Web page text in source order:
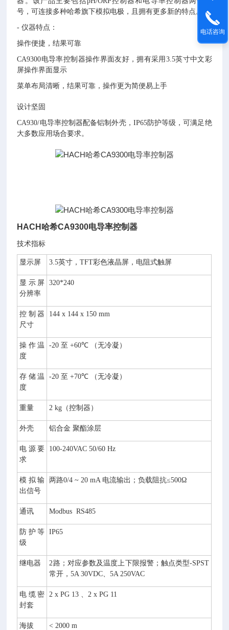
号，可连接多种哈希旗下模拟电极，且拥有更多新的特点。
-仪器特点：
操作便捷，结果可靠
CA9300电导率控制器操作界面友好，拥有采用 3.5英寸中文彩
屏操作界面显示
菜单布局清晰，结果可靠，操作更为简便易上手
设计坚固
CA930/电导率控制器配备铝制外壳， IP65防护等级，可满足绝
大多数应用场合要求。
HACH哈希CA9300电导率控制器
技术指标
显示屏 3.5英寸，TFT彩色液晶屏，电阻式触屏
显示屏
分辨率
320*240
控制器
尺寸
144 x 144 x 150 mm
操作温
度
-20 至+60℃ （无冷凝）
存储温
度
-20 至+70℃ （无冷凝）
重量 2 kg （控制器）
外壳 铝合金 聚酯涂层
电源要
求
100-240VAC 50/60 Hz
模拟输
出信号
两路0/4 ~ 20 mA 电流输出；负载阻抗≤500Ω
通讯 Modbus RS485
防护等
级
IP65
继电器 2路；对应参数及温度上下限报警；触点类型-SPST
常开，5A 30VDC、5A 250VAC
电缆密
封套
2 x PG 13 、2 x PG 11
海拔 < 2000 m
电话咨询